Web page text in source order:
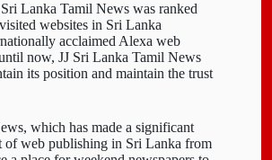
Lanka Tamil News was ranked
websites in Sri Lanka
acclaimed Alexa web
now, JJ Sri Lanka Tamil News
its position and maintain the trust
which has made a significant
of web publishing in Sri Lanka from